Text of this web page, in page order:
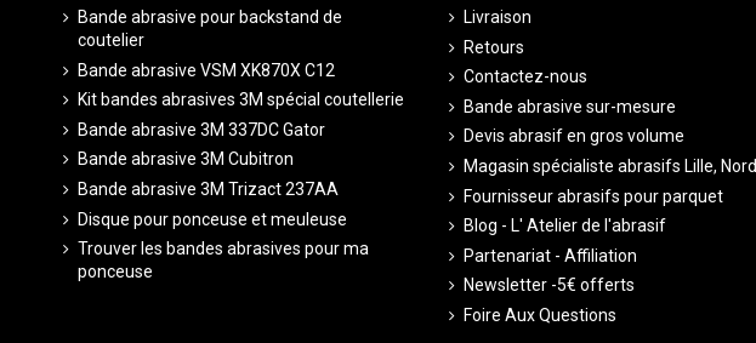
Bande abrasive pour backstand de
coutelier
Bande abrasive VSM XK870X C12
Kit bandes abrasives 3M spécial coutellerie
Bande abrasive 3M 337DC Gator
Bande abrasive 3M Cubitron
Bande abrasive 3M Trizact 237AA
Disque pour ponceuse et meuleuse
Trouver les bandes abrasives pour ma
ponceuse
Livraison
Retours
Contactez-nous
Bande abrasive sur-mesure
Devis abrasif en gros volume
Magasin spécialiste abrasifs Lille, Nord
Fournisseur abrasifs pour parquet
Blog - L' Atelier de l'abrasif
Partenariat - Affiliation
Newsletter -5€ offerts
Foire Aux Questions